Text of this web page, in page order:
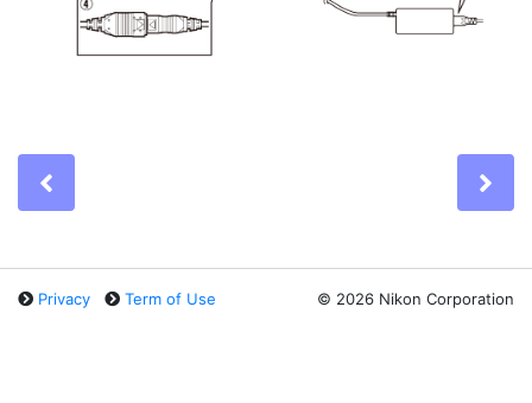
Privacy Term of Use © 2026 Nikon Corporation